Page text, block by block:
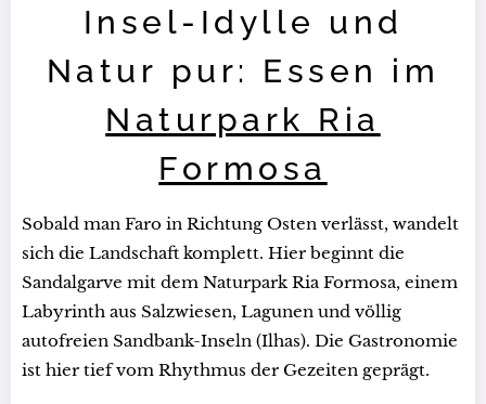
Insel-Idylle und
Natur pur: Essen im
Naturpark Ria
Formosa
Sobald man Faro in Richtung Osten verlässt, wandelt
sich die Landschaft komplett. Hier beginnt die
Sandalgarve mit dem Naturpark Ria Formosa, einem
Labyrinth aus Salzwiesen, Lagunen und völlig
autofreien Sandbank-Inseln (Ilhas). Die Gastronomie
ist hier tief vom Rhythmus der Gezeiten geprägt.